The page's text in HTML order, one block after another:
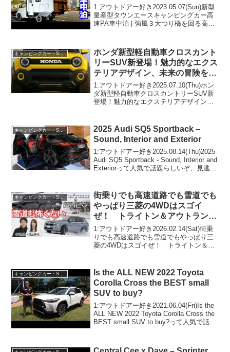
【EXPEDITION HAWK】
1:アウトドアー好き2023.05.07(Sun)新型
量産型タウンエースキャンピングカー高
速PA車中泊 | 強風３大つり橋を回る高速
で！！2:アウトドアー好き...
キャンピングカー・SUV人気車種
ホンダ新型軽自動車クロスカント
リーSUV新登場！魅力的なエクス
テリアデザイン、未来の冒険を予
感させる一台！
1:アウトドアー好き2025.07.10(Thu)ホン
ダ新型軽自動車クロスカントリーSUV新
登場！魅力的なエクステリアデザイン、
ウトドアー好き2025.07.10(T...
キャンピングカー・SUV人気車種
2025 Audi SQ5 Sportback –
Sound, Interior and Exterior
1:アウトドアー好き2025.08.14(Thu)2025
Audi SQ5 Sportback - Sound, Interior and
Exteriorって人気で話題らしいぞ、見逃さ
キャンピングカー・SUV人気車種
街乗りでも高速道路でも雪道でも
やっぱり三菱の4WDはスゴイ
ぜ！ トライトン＆アウトランダ
ーPHEVが頼もしすぎた
1:アウトドアー好き2026.02.14(Sat)街乗
りでも高速道路でも雪道でもやっぱり三
菱の4WDはスゴイぜ！ トライトン＆ア
2:アウトドアー好き2026.02.1...
Is the ALL NEW 2022 Toyota
Corolla Cross the BEST small
SUV to buy?
1:アウトドアー好き2021.06.04(Fri)Is the
ALL NEW 2022 Toyota Corolla Cross the
BEST small SUV to buy?って人気で話題